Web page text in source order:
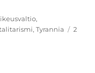
,
,Tyrannia
2